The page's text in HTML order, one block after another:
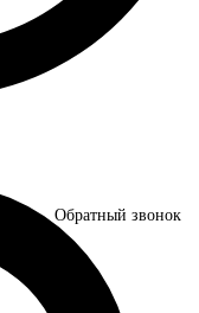
Обратный звонок